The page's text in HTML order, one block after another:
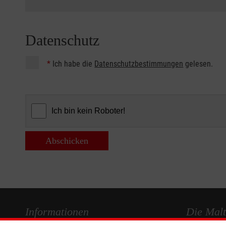
Datenschutz
* Ich habe die Datenschutzbestimmungen gelesen.
Abschicken
Informationen Die